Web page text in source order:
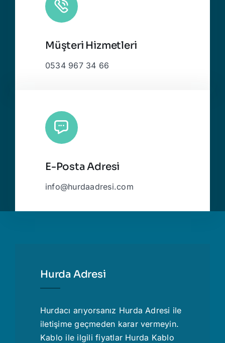
Müşteri Hizmetleri
0534 967 34 66
E-Posta Adresi
info@hurdaadresi.com
Hurda Adresi
Hurdacı arıyorsanız Hurda Adresi ile
iletişime geçmeden karar vermeyin.
Kablo ile ilgili fiyatlar Hurda Kablo